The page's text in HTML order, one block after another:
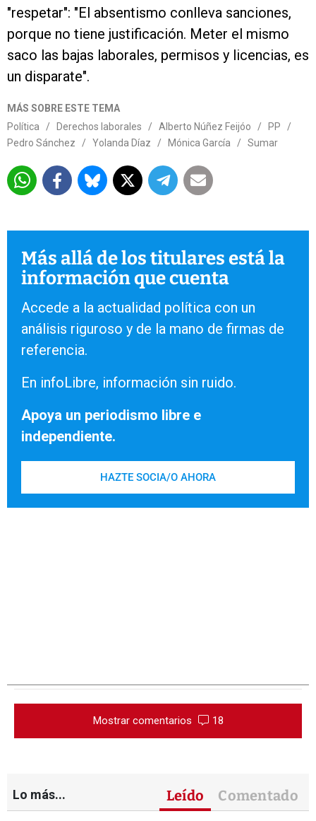
"respetar": "El absentismo conlleva sanciones,
porque no tiene justificación. Meter el mismo
saco las bajas laborales, permisos y licencias, es
un disparate".
MÁS SOBRE ESTE TEMA
Política
/ Derechos laborales / Alberto Núñez Feijóo / PP
/
Pedro Sánchez
/ Yolanda Díaz / Mónica García / Sumar
Más allá de los titulares está la
información que cuenta
Accede a la actualidad política con un
análisis riguroso y de la mano de firmas de
referencia.
En infoLibre, información sin ruido.
Apoya un periodismo libre e
independiente.
HAZTE SOCIA/O AHORA
Mostrar comentarios 18
Lo más... Leído Comentado